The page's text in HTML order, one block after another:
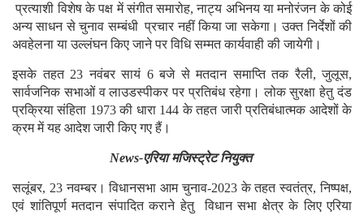
प्रत्याशी विशेष के पक्ष में संगीत समारोह, नाट्य अभिनय या मनोरंजन के कोई
अन्य साधन से चुनाव सम्बंधी प्रचार नहीं किया जा सकेगा। उक्त निर्देशों की
अवहेलना या उल्लंघन किए जाने पर विधि सम्मत कार्यवाही की जायेगी।
इसके तहत 23 नवंबर सायं 6 बजे से मतदान समाप्ति तक रैली, जुलूस,
सार्वजनिक सभाओं व लाउडस्पीकर पर प्रतिबंध रहेगा। लोक सुरक्षा हेतु दंड
प्रक्रिया संहिता 1973 की धारा 144 के तहत जारी प्रतिबंधात्मक आदेशों के
क्रम में यह आदेश जारी किए गए हैं।
News-एरिया मजिस्ट्रेट नियुक्त
सलूंबर, 23 नवम्बर। विधानसभा आम चुनाव-2023 के तहत स्वतंत्र, निष्पक्ष,
एवं शांतिपूर्ण मतदान संपादित कराने हेतु विधान सभा क्षेत्र के लिए एरिया